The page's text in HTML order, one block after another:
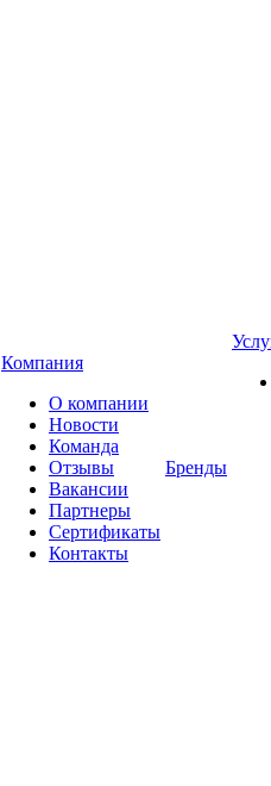
Компания
О компании
Новости
Команда
Отзывы
Вакансии
Партнеры
Сертификаты
Контакты
Бренды